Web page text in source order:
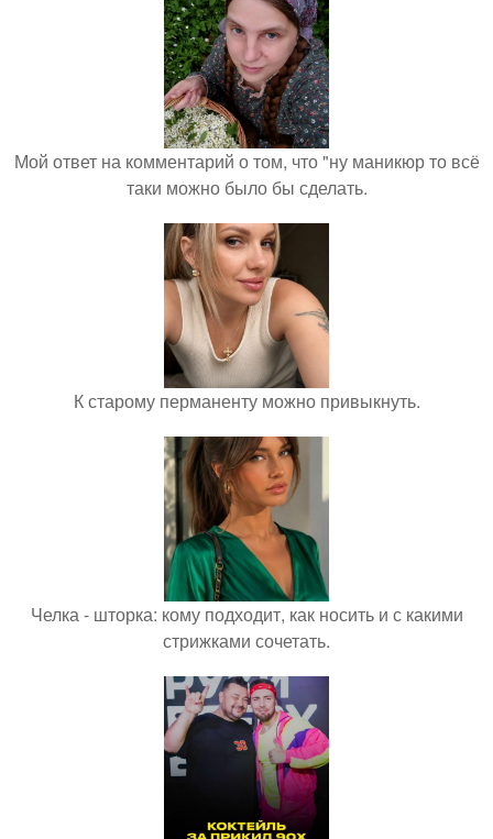
Мой ответ на комментарий о том, что "ну маникюр то всё
таки можно было бы сделать.
К старому перманенту можно привыкнуть.
Челка - шторка: кому подходит, как носить и с какими
стрижками сочетать.